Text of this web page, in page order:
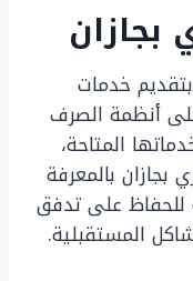
بجازان
خدمات
أنظمة الصرف
المتاحة،
بجازان بالمعرفة
للحفاظ على تدفق
المستقبلية.